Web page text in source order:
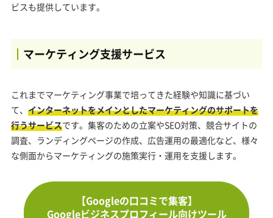
ビスも提供しています。
マーケティング支援サービス
これまでマーケティング事業で培ってきた経験や知識に基づい
て、 インターネットをメインとしたマーケティングのサポートを
行うサービスです。集客のための立案やSEO対策、競合サイトの
調査、ランディングページの作成、広告運用の最適化など、様々
な側面からマーケティングの施策実行・運用を支援します。
【Googleの口コミで集客】
Googleビジネスプロフィール向けツール